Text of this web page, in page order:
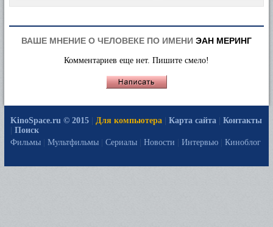
ВАШЕ МНЕНИЕ О ЧЕЛОВЕКЕ ПО ИМЕНИ ЭАН МЕРИНГ
Комментариев еще нет. Пишите смело!
KinoSpace.ru © 2015 Для компьютера Карта сайта
Контакты
Поиск
Фильмы
Мультфильмы Сериалы Новости Интервью Киноблог